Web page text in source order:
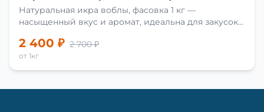
Натуральная икра воблы, фасовка 1 кг —
насыщенный вкус и аромат, идеальна для закусок
2 400 ₽ 2 700 ₽
от 1кг